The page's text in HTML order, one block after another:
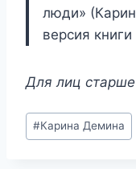
люди»
версия
Для лиц старше
Метки
записи:
#Карина Демина